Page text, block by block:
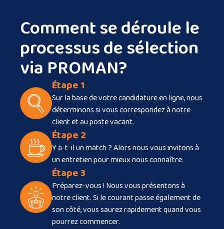
Comment se déroule le
processus de sélection
via PROMAN?
Étape 1
Sur la base de votre candidature en ligne, nous
déterminons si vous correspondez à notre
client et au poste vacant.
Étape 2
Y a-t-il un match ? Alors nous vous invitons à
un entretien pour mieux nous connaître.
Étape 3
Préparez-vous ! Nous vous présentons à
notre client. Si le courant passe également de
son côté, vous saurez rapidement quand vous
pourrez commencer.